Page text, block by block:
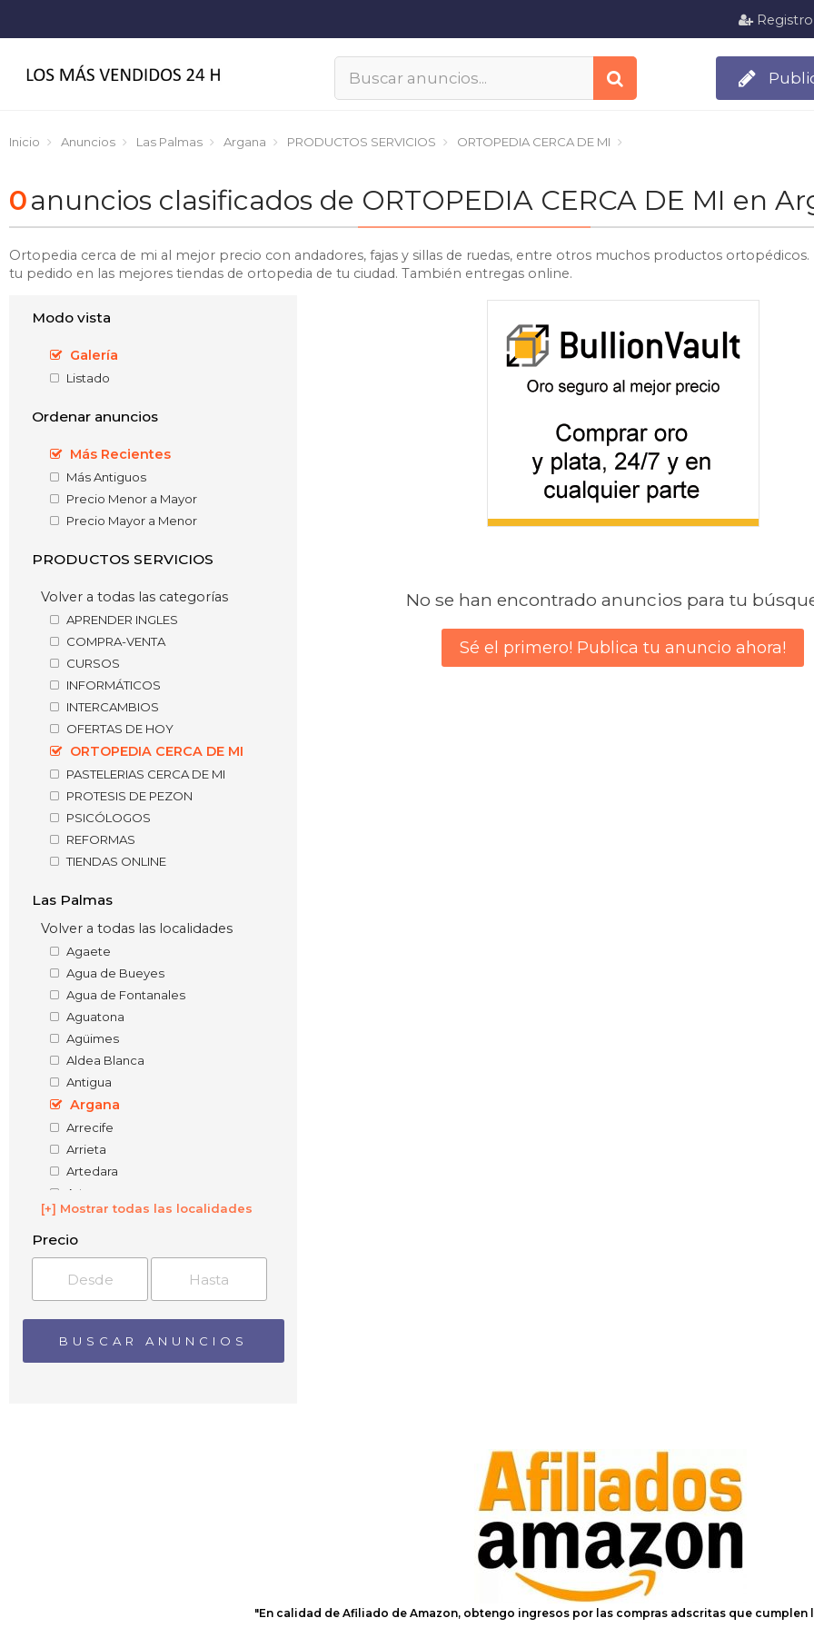
Registro
Inicio Anuncios Las Palmas Argana PRODUCTOS SERVICIOS ORTOPEDIA CERCA DE MI
0anuncios clasificados de ORTOPEDIA CERCA DE MI en
Ortopedia cerca de mi al mejor precio con andadores, fajas y sillas de ruedas, entre otros muchos productos
tu pedido en las mejores tiendas de ortopedia de tu ciudad. También entregas online.
Modo vista
Galería
Listado
Ordenar anuncios
Más Recientes
Más Antiguos
Precio Menor a Mayor
Precio Mayor a Menor
PRODUCTOS SERVICIOS
Volver a todas las categorías
APRENDER INGLES
COMPRA-VENTA
CURSOS
INFORMÁTICOS
INTERCAMBIOS
OFERTAS DE HOY
ORTOPEDIA CERCA DE MI
PASTELERIAS CERCA DE MI
PROTESIS DE PEZON
PSICÓLOGOS
REFORMAS
TIENDAS ONLINE
Las Palmas
Volver a todas las localidades
Agaete
Agua de Bueyes
Agua de Fontanales
Aguatona
Agüimes
Aldea Blanca
Antigua
Argana
Arrecife
Arrieta
Artedara
Artenara
Arucas
Bargeda
Betancuría
Cabo Verde
Caldereta
Caleta de Fuste
Caleta de Sebo
Cardón
[+] Mostrar todas las localidades
Precio
No se han encontrado anuncios para tu
Sé el primero! Publica tu anuncio ahora!
"En calidad de Afiliado de Amazon, obtengo ingresos por las compras adscritas que